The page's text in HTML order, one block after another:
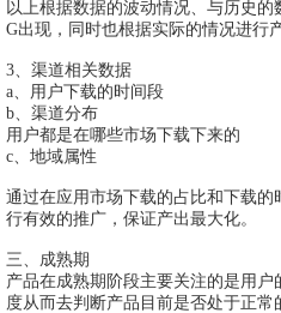
以上根据数据的波动情况、与历史
G出现，同时也根据实际的情况进行
3、渠道相关数据
a、用户下载的时间段
b、渠道分布
用户都是在哪些市场下载下来的
c、地域属性
通过在应用市场下载的占比和下载
行有效的推广，保证产出最大化。
三、成熟期
产品在成熟期阶段主要关注的是用
度从而去判断产品目前是否处于正